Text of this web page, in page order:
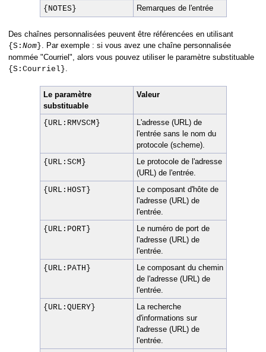
{NOTES}
Remarques de l'entrée
Des chaînes personnalisées peuvent être référencées en utilisant
{S: Nom }. Par exemple : si vous avez une chaîne personnalisée
nommée "Courriel", alors vous pouvez utiliser le paramètre substituable
{S:Courriel}.
Le paramètre
substituable
Valeur
{URL:RMVSCM}
L'adresse (URL) de
l'entrée sans le nom du
protocole (scheme).
{URL:SCM}
Le protocole de l'adresse
(URL) de l'entrée.
{URL:HOST}
Le composant d'hôte de
l'adresse (URL) de
l'entrée.
{URL:PORT}
Le numéro de port de
l'adresse (URL) de
l'entrée.
{URL:PATH}
Le composant du chemin
de l'adresse (URL) de
l'entrée.
{URL:QUERY}
La recherche
d'informations sur
l'adresse (URL) de
l'entrée.